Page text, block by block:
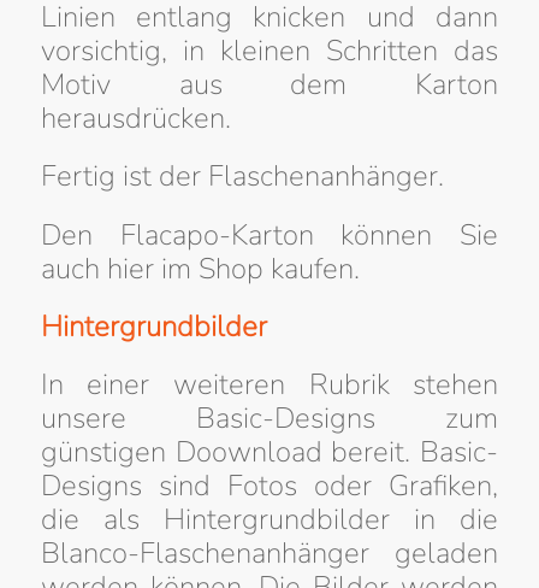
Linien entlang knicken und dann
vorsichtig, in kleinen Schritten das
Motiv aus dem Karton
herausdrücken.
Fertig ist der Flaschenanhänger.
Den Flacapo-Karton können Sie
auch hier im Shop kaufen.
Hintergrundbilder
In einer weiteren Rubrik stehen
unsere Basic-Designs zum
günstigen Doownload bereit. Basic-
Designs sind Fotos oder Grafiken,
die als Hintergrundbilder in die
Blanco-Flaschenanhänger geladen